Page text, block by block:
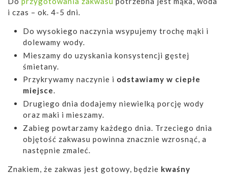
i czas – ok. 4-5 dni.
Do wysokiego naczynia wsypujemy trochę mąki i
dolewamy wody.
Mieszamy do uzyskania konsystencji gęstej
śmietany.
Przykrywamy naczynie i odstawiamy w ciepłe
miejsce.
Drugiego dnia dodajemy niewielką porcję wody
oraz maki i mieszamy.
Zabieg powtarzamy każdego dnia. Trzeciego dnia
objętość zakwasu powinna znacznie wzrosnąć, a
następnie zmaleć.
Znakiem, że zakwas jest gotowy, będzie kwaśny